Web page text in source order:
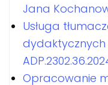
Jana
Usługa
dydaktycznych
Opracowanie